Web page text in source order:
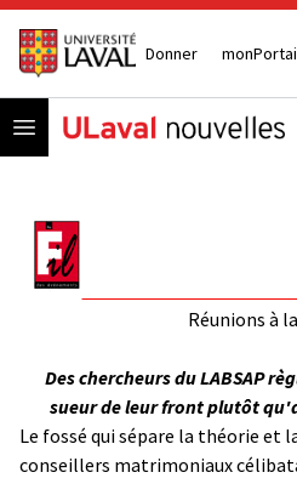
Donner
Open menu
Réunions à
Des chercheurs du LABSAP
sueur de leur front plutôt
Le fossé qui sépare la théorie et
conseillers matrimoniaux